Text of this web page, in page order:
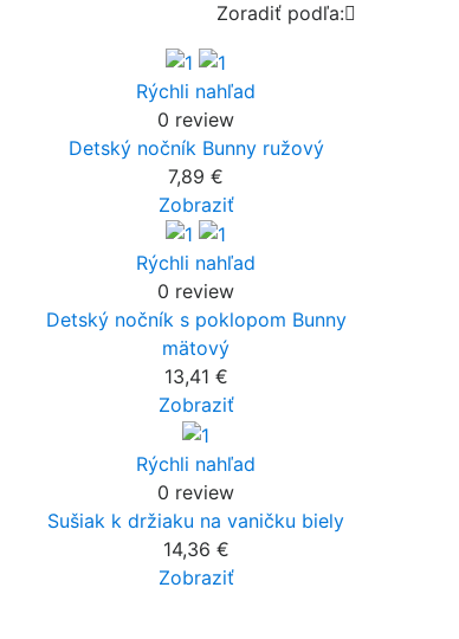
Zoradiť podľa:
Rýchli nahľad
0 review
Detský nočník Bunny ružový
7,89 €
Zobraziť
Rýchli nahľad
0 review
Detský nočník s poklopom Bunny
mätový
13,41 €
Zobraziť
Rýchli nahľad
0 review
Sušiak k držiaku na vaničku biely
14,36 €
Zobraziť